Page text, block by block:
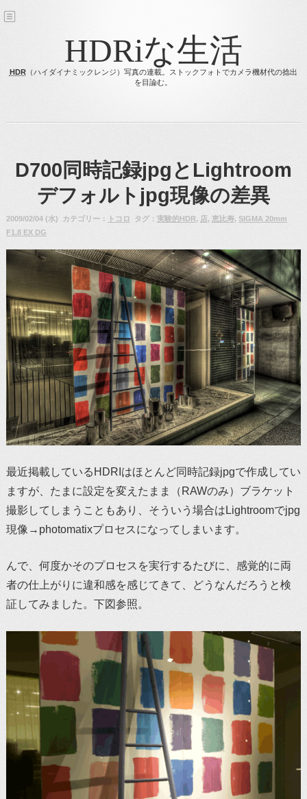
HDRiな生活
HDR（ハイダイナミックレンジ）写真の連載。ストックフォトでカメラ機材代の捻出
を目論む。
D700同時記録jpgとLightroom
デフォルトjpg現像の差異
2009/02/04 (水) カテゴリー： トコロ タグ： 実験的HDR, 店, 恵比寿, SIGMA 20mm
F1.8 EX DG
最近掲載しているHDRIはほとんど同時記録jpgで作成してい
ますが、たまに設定を変えたまま（RAWのみ）ブラケット
撮影してしまうこともあり、そういう場合はLightroomでjpg
現像→photomatixプロセスになってしまいます。
んで、何度かそのプロセスを実行するたびに、感覚的に両
者の仕上がりに違和感を感じてきて、どうなんだろうと検
証してみました。下図参照。